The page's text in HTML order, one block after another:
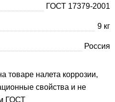
ГОСТ 17379-2001
9 кг
Россия
товаре налета коррозии,
свойства и не
ГОСТ